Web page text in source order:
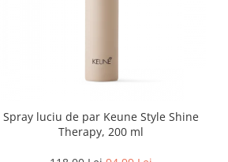
Spray luciu de par Keune Style Shine
Therapy, 200 ml